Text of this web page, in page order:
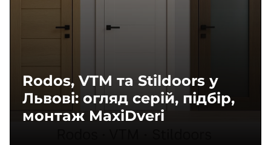
Rodos, VTM та Stildoors у
Львові: огляд серій, підбір,
монтаж MaxiDveri